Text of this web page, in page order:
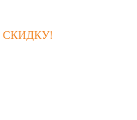
СКИДКУ!